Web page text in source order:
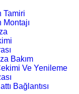
Tamiri
Bakım
Ve Yenileme
Bağlantısı